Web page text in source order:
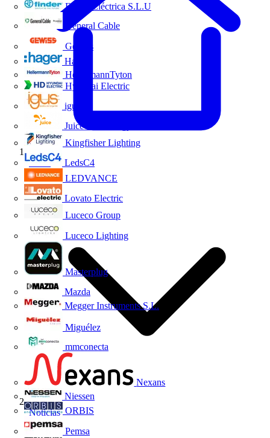
Finder Eléctrica S.L.U
General Cable
Gewiss
Hager
HellermannTyton
Hyundai Electric
igus
Juice Technology
Kingfisher Lighting
LedsC4
LEDVANCE
Lovato Electric
Luceco Group
Luceco Lighting
Masterplug
Mazda
Megger Instruments S.L.
Miguélez
mmconecta
Nexans
Niessen
ORBIS
Pemsa
Inicio
Noticias